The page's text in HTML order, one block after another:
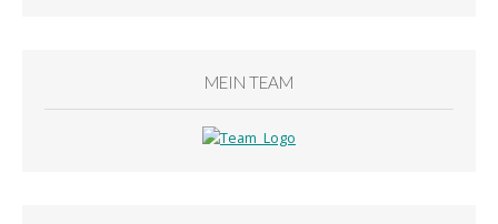
MEIN TEAM